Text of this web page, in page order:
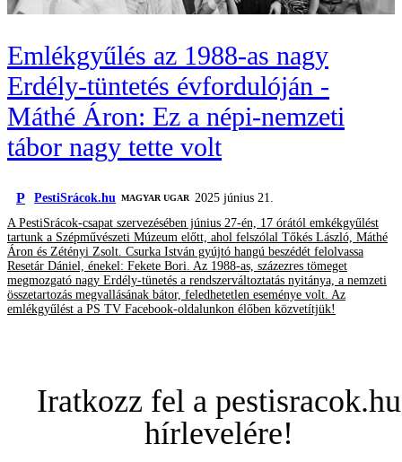
Emlékgyűlés az 1988-as nagy
Erdély-tüntetés évfordulóján -
Máthé Áron: Ez a népi-nemzeti
tábor nagy tette volt
P PestiSrácok.hu MAGYAR UGAR 2025 június 21.
A PestiSrácok-csapat szervezésében június 27-én, 17 órától emkékgyűlést
tartunk a Szépművészeti Múzeum előtt, ahol felszólal Tőkés László, Máthé
Áron és Zétényi Zsolt. Csurka István gyújtó hangú beszédét felolvassa
Resetár Dániel, énekel: Fekete Bori. Az 1988-as, százezres tömeget
megmozgató nagy Erdély-tünetés a rendszerváltoztatás nyitánya, a nemzeti
összetartozás megvallásának bátor, feledhetetlen eseménye volt. Az
emlékgyűlést a PS TV Facebook-oldalunkon élőben közvetítjük!
Iratkozz fel a pestisracok.hu
hírlevelére!